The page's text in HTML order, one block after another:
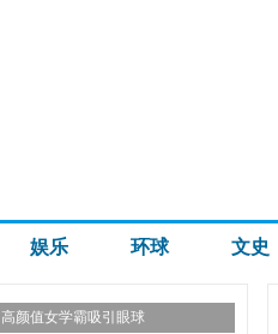
娱乐 环球 文史
高颜值女学霸吸引眼球